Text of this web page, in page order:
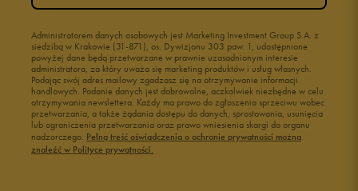
Administratorem danych osobowych jest Marketing Investment Group S.A. z
siedzibą w Krakowie (31-871), os. Dywizjonu 303 paw. 1, udostępnione
powyżej dane będą przetwarzane w prawnie uzasadnionym interesie
administratora, za który uważa się marketing produktów i usług własnych.
Podając swój adres mailowy zgadzasz się na otrzymywanie informacji
handlowych. Podanie danych jest dobrowolne, aczkolwiek niezbędne w celu
otrzymywania newslettera. Każdy ma prawo do zgłoszenia sprzeciwu wobec
przetwarzania, a także żądania dostępu do danych, sprostowania, usunięcia
lub ograniczenia przetwarzania oraz prawo wniesienia skargi do organu
nadzorczego. Pełną treść oświadczenia o ochronie prywatności można
znaleźć w Polityce prywatności.